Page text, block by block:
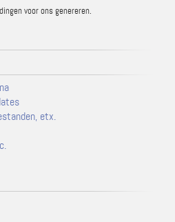
voor ons genereren.
etx.